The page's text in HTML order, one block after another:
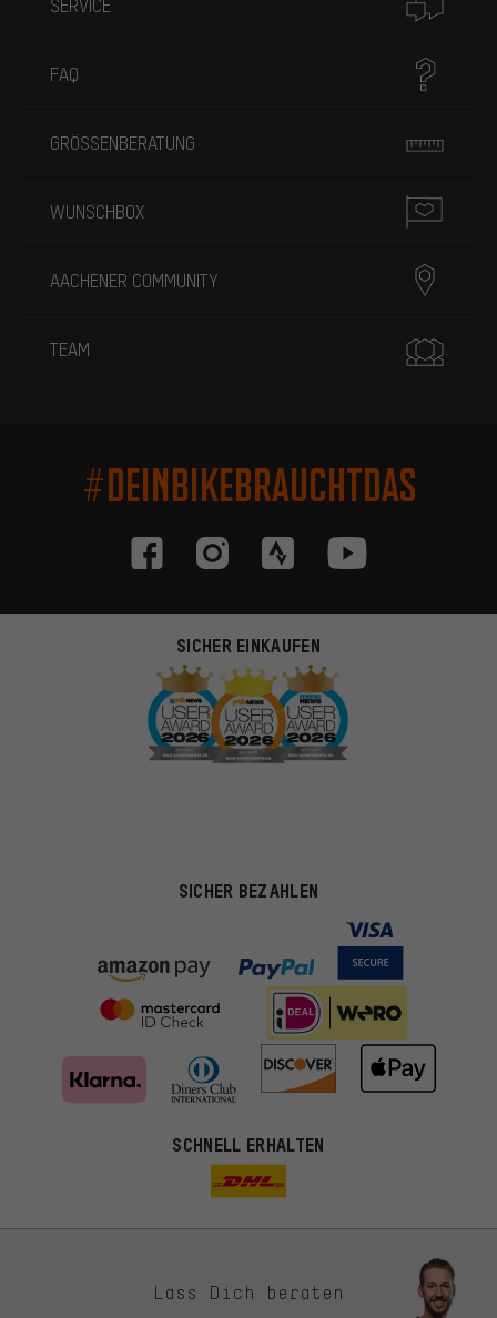
SERVICE
FAQ
GRÖSSENBERATUNG
WUNSCHBOX
AACHENER COMMUNITY
TEAM
#DEINBIKEBRAUCHTDAS
SICHER EINKAUFEN
SICHER BEZAHLEN
SCHNELL ERHALTEN
Lass Dich beraten